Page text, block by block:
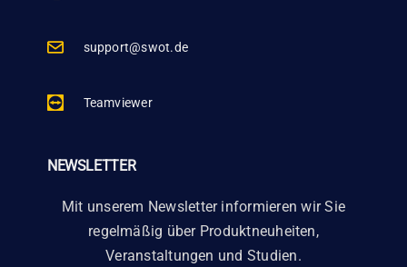
support@swot.de
Teamviewer
NEWSLETTER
Mit unserem Newsletter informieren wir Sie
regelmäßig über Produktneuheiten,
Veranstaltungen und Studien.